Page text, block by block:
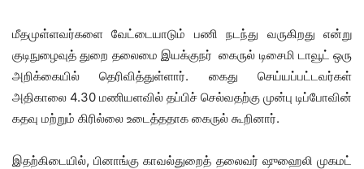
மீதமுள்ளவர்களை வேட்டையாடும் பணி நடந்து வருகிறது என்று
குடிநுழைவுத் துறை தலைமை இயக்குநர் கைருல் டிசைமி டாவூட் ஒரு
அறிக்கையில் தெரிவித்துள்ளார். கைது செய்யப்பட்டவர்கள்
அதிகாலை 4.30 மணியளவில் தப்பிச் செல்வதற்கு முன்பு டிப்போவின்
கதவு மற்றும் கிரில்லை உடைத்ததாக கைருல் கூறினார்.
இதற்கிடையில், பினாங்கு காவல்துறைத் தலைவர் ஷுஹைலி முகமட்